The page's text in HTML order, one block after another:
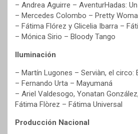
– Andrea Aguirre – AventurHadas:
– Mercedes Colombo – Pretty
– Fátima Flórez y Glicelia Ibarra –
– Mónica Sirio – Bloody Tango
Iluminación
– Martín Lugones – Serviàn, el circo:
– Fernando Urta – Mayumaná
– Ariel Valdesogo, Yonatan
Fátima Flòrez – Fátima Universal
Producción Nacional